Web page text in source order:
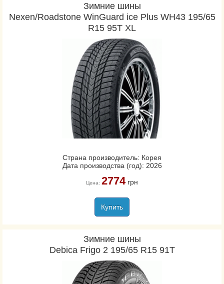
Зимние шины
Nexen/Roadstone WinGuard ice Plus WH43 195/65
R15 95T XL
Страна производитель: Корея
Дата производства (год): 2026
Цена: 2774грн
Купить
Зимние шины
Debica Frigo 2 195/65 R15 91T